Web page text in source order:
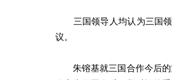
三国领导人均认为三国领
议。
朱镕基就三国合作今后的